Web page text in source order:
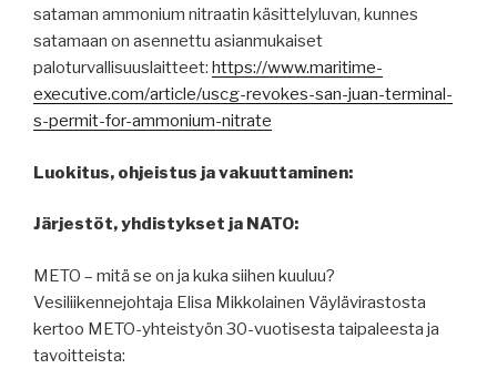
sataman ammonium nitraatin käsittelyluvan, kunnes
satamaan on asennettu asianmukaiset
paloturvallisuuslaitteet: https://www.maritime-
executive.com/article/uscg-revokes-san-juan-terminal-
s-permit-for-ammonium-nitrate
Luokitus, ohjeistus ja vakuuttaminen:
Järjestöt, yhdistykset ja NATO:
METO – mitä se on ja kuka siihen kuuluu?
Vesiliikennejohtaja Elisa Mikkolainen Väylävirastosta
kertoo METO-yhteistyön 30-vuotisesta taipaleesta ja
tavoitteista: